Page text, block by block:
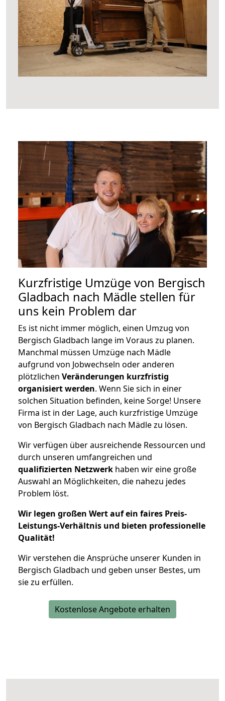
Kurzfristige Umzüge von Bergisch
Gladbach nach Mädle stellen für
uns kein Problem dar
Es ist nicht immer möglich, einen Umzug von
Bergisch Gladbach lange im Voraus zu planen.
Manchmal müssen Umzüge nach Mädle
aufgrund von Jobwechseln oder anderen
plötzlichen Veränderungen kurzfristig
organisiert werden. Wenn Sie sich in einer
solchen Situation befinden, keine Sorge! Unsere
Firma ist in der Lage, auch kurzfristige Umzüge
von Bergisch Gladbach nach Mädle zu lösen.
Wir verfügen über ausreichende Ressourcen und
durch unseren umfangreichen und
qualifizierten Netzwerk haben wir eine große
Auswahl an Möglichkeiten, die nahezu jedes
Problem löst.
Wir legen großen Wert auf ein faires Preis-
Leistungs-Verhältnis und bieten professionelle
Qualität!
Wir verstehen die Ansprüche unserer Kunden in
Bergisch Gladbach und geben unser Bestes, um
sie zu erfüllen.
Kostenlose Angebote erhalten